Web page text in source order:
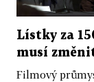
Lístky za
musí
Filmový